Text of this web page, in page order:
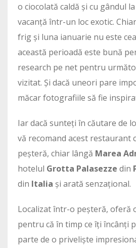
o ciocolată caldă și cu gândul
vacanță într-un loc exotic.
frig și luna ianuarie nu este
această perioadă este bună
research pe net pentru
vizitat. Și dacă uneori pare
măcar fotografiile să fie
Iar dacă sunteți în căutare de
vă recomand acest restaurant
peșteră, chiar lângă Marea
hotelul Grotta Palasezze din
din Italia și arată senzațional.
Localizat într-o peșteră, oferă
pentru că în timp ce îți încânți
parte de o priveliște